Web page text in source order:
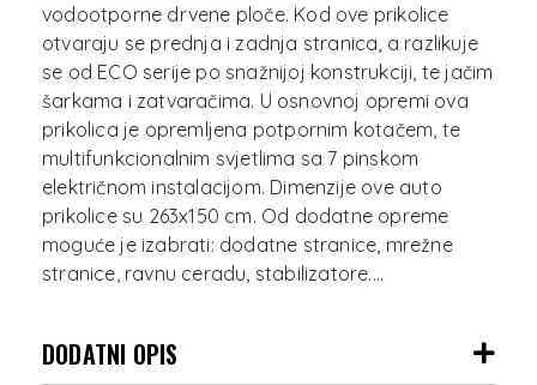
vodootporne drvene ploče. Kod ove prikolice
otvaraju se prednja i zadnja stranica, a razlikuje
se od ECO serije po snažnijoj konstrukciji, te jačim
šarkama i zatvaračima. U osnovnoj opremi ova
prikolica je opremljena potpornim kotačem, te
multifunkcionalnim svjetlima sa 7 pinskom
električnom instalacijom. Dimenzije ove auto
prikolice su 263x150 cm. Od dodatne opreme
moguće je izabrati: dodatne stranice, mrežne
DODATNI OPIS